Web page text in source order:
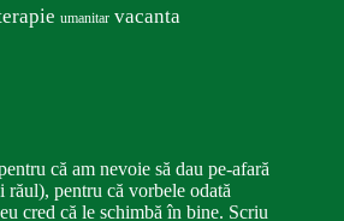
umanitar vacanta
că am nevoie să dau pe-afară
răul), pentru că vorbele odată
cred că le schimbă în bine. Scriu